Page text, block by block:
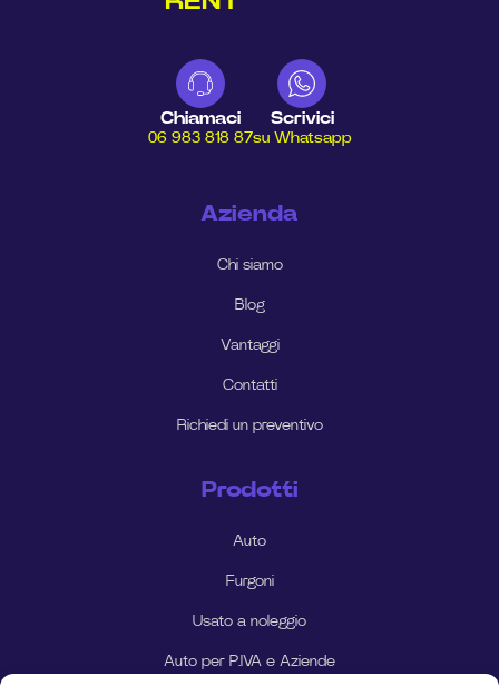
Chiamaci
06 983 818 87
Scrivici
su Whatsapp
Azienda
Chi siamo
Blog
Vantaggi
Contatti
Richiedi un preventivo
Prodotti
Auto
Furgoni
Usato a noleggio
Auto per P.IVA e Aziende